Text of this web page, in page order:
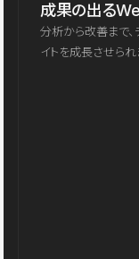
成果の出る
分析から改善まで
イトを成長させられ